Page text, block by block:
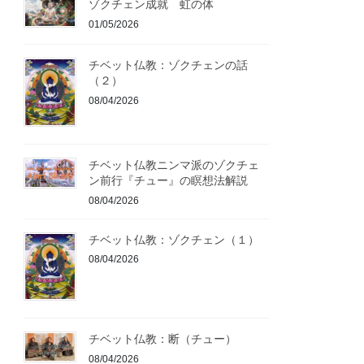
ゾクチェン成就 虹の体
01/05/2026
チベット仏教：ゾクチェンの話
（２）
08/04/2026
チベット仏教ニンマ派のゾクチェ
ン前行『チュー』の瞑想法解説
08/04/2026
チベット仏教：ゾクチェン（１）
08/04/2026
チベット仏教：断（チュー）
08/04/2026